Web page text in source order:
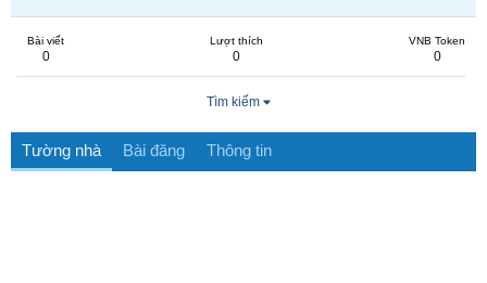
Bài viết
0
Lượt thích
0
VNB Token
0
Tìm kiếm
Tường nhà Bài đăng Thông tin